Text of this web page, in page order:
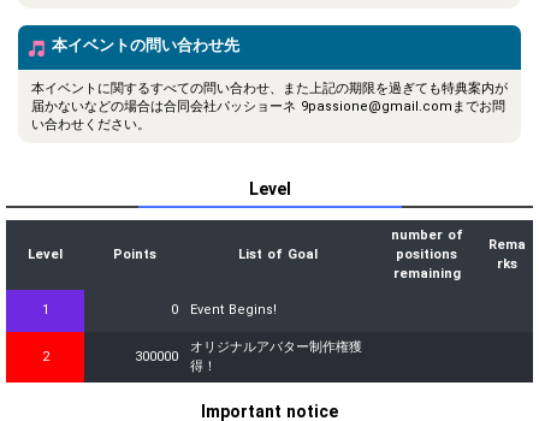
本イベントの問い合わせ先
本イベントに関するすべての問い合わせ、また上記の期限を過ぎても特典案内が
届かないなどの場合は合同会社パッショーネ 9passione@gmail.comまでお問
い合わせください。
Level
Level Points List of Goal
number of
positions
remaining
Rema
rks
1 0 Event Begins!
2 300000
オリジナルアバター制作権獲
得！
Important notice